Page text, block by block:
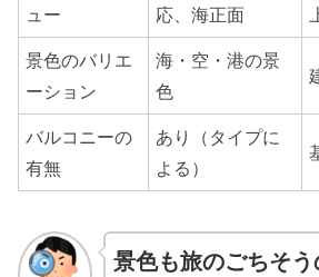
ュー 応、海正面
景色のバリエ
ーション
海・空・港の景
色
バルコニーの
有無
あり（タイプに
よる）
景色も旅のごちそう